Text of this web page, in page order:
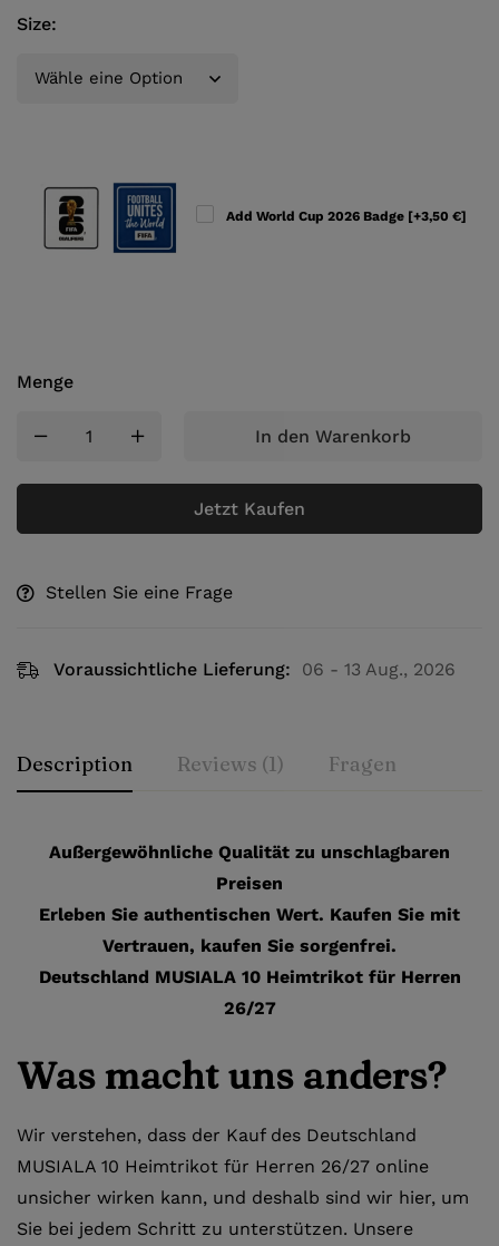
Size:
Add World Cup 2026 Badge [+3,50 €]
Menge
In den Warenkorb
Jetzt Kaufen
Stellen Sie eine Frage
Voraussichtliche Lieferung: 06 - 13 Aug., 2026
Description Reviews (1) Fragen
Außergewöhnliche Qualität zu unschlagbaren
Preisen
Erleben Sie authentischen Wert. Kaufen Sie mit
Vertrauen, kaufen Sie sorgenfrei.
Deutschland MUSIALA 10 Heimtrikot für Herren
26/27
Was macht uns anders?
Wir verstehen, dass der Kauf des Deutschland
MUSIALA 10 Heimtrikot für Herren 26/27 online
unsicher wirken kann, und deshalb sind wir hier, um
Sie bei jedem Schritt zu unterstützen. Unsere